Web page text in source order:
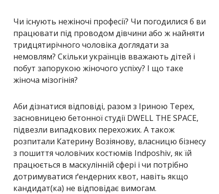
Чи існують нежіночі професії? Чи погодилися б ви
працювати під проводом дівчини або ж найняти
тридцятирічного чоловіка доглядати за
немовлям? Скільки українців вважають дітей і
побут запорукою жіночого успіху? І що таке
жіноча мізогінія?
Аби дізнатися відповіді, разом з Іриною Терех,
засновницею бетонної студії DWELL THE SPACE,
підвезли випадкових перехожих. А також
розпитали Катерину Возіянову, власницю бізнесу
з пошиття чоловічих костюмів Indposhiv, як їй
працюється в маскулінній сфері і чи потрібно
дотримуватися ґендерних квот, навіть якщо
кандидат(ка) не відповідає вимогам.